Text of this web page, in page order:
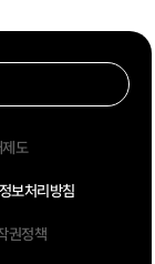
도
보처리방침
권정책